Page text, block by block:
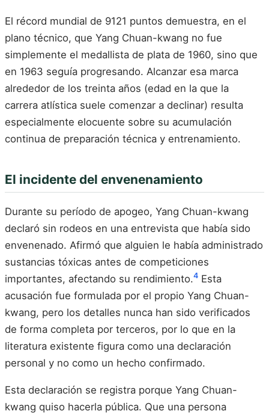
El récord mundial de 9121 puntos demuestra, en el
plano técnico, que Yang Chuan-kwang no fue
simplemente el medallista de plata de 1960, sino que
en 1963 seguía progresando. Alcanzar esa marca
alrededor de los treinta años (edad en la que la
carrera atlística suele comenzar a declinar) resulta
especialmente elocuente sobre su acumulación
continua de preparación técnica y entrenamiento.
El incidente del envenenamiento
Durante su período de apogeo, Yang Chuan-kwang
declaró sin rodeos en una entrevista que había sido
envenenado. Afirmó que alguien le había administrado
sustancias tóxicas antes de competiciones
importantes, afectando su rendimiento.4 Esta
acusación fue formulada por el propio Yang Chuan-
kwang, pero los detalles nunca han sido verificados
de forma completa por terceros, por lo que en la
literatura existente figura como una declaración
personal y no como un hecho confirmado.
Esta declaración se registra porque Yang Chuan-
kwang quiso hacerla pública. Que una persona